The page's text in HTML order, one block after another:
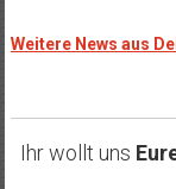
Weitere News aus
Ihr wollt uns